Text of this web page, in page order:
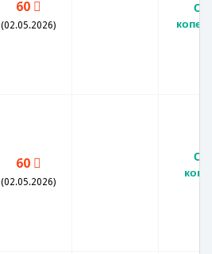
60
(02.05.2026)
60
(02.05.2026)